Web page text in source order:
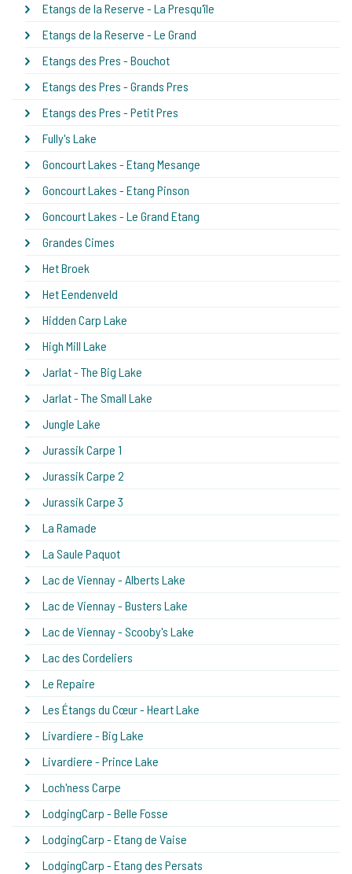
Etangs de la Reserve - La Presqu'île
Etangs de la Reserve - Le Grand
Etangs des Pres - Bouchot
Etangs des Pres - Grands Pres
Etangs des Pres - Petit Pres
Fully's Lake
Goncourt Lakes - Etang Mesange
Goncourt Lakes - Etang Pinson
Goncourt Lakes - Le Grand Etang
Grandes Cimes
Het Broek
Het Eendenveld
Hidden Carp Lake
High Mill Lake
Jarlat - The Big Lake
Jarlat - The Small Lake
Jungle Lake
Jurassik Carpe 1
Jurassik Carpe 2
Jurassik Carpe 3
La Ramade
La Saule Paquot
Lac de Viennay - Alberts Lake
Lac de Viennay - Busters Lake
Lac de Viennay - Scooby's Lake
Lac des Cordeliers
Le Repaire
Les Étangs du Cœur - Heart Lake
Livardiere - Big Lake
Livardiere - Prince Lake
Loch'ness Carpe
LodgingCarp - Belle Fosse
LodgingCarp - Etang de Vaise
LodgingCarp - Etang des Persats